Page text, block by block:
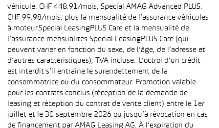
véhicule: CHF 448.91/mois, Special AMAG Advanced PLUS:
CHF 99.98/mois, plus la mensualité de l’assurance véhicules
à moteur Special LeasingPLUS Care et la mensualité de
l’assurance mensualités Special LeasingPLUS Care (qui
peuvent varier en fonction du sexe, de l’âge, de l’adresse et
d’autres caractéristiques), TVA incluse. L’octroi d’un crédit
est interdit s’il entraîne le surendettement de la
consommatrice ou du consommateur. Promotion valable
pour les contrats conclus (réception de la demande de
leasing et réception du contrat de vente client) entre le 1er
juillet et le 30 septembre 2026 ou jusqu’à révocation en cas
de financement par AMAG Leasing AG. À l’expiration du